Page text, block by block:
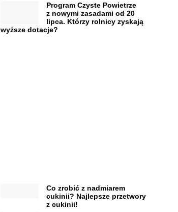
Program Czyste Powietrze
z nowymi zasadami od 20
lipca. Którzy rolnicy zyskają
wyższe dotacje?
Co zrobić z nadmiarem
cukinii? Najlepsze przetwory
z cukinii!